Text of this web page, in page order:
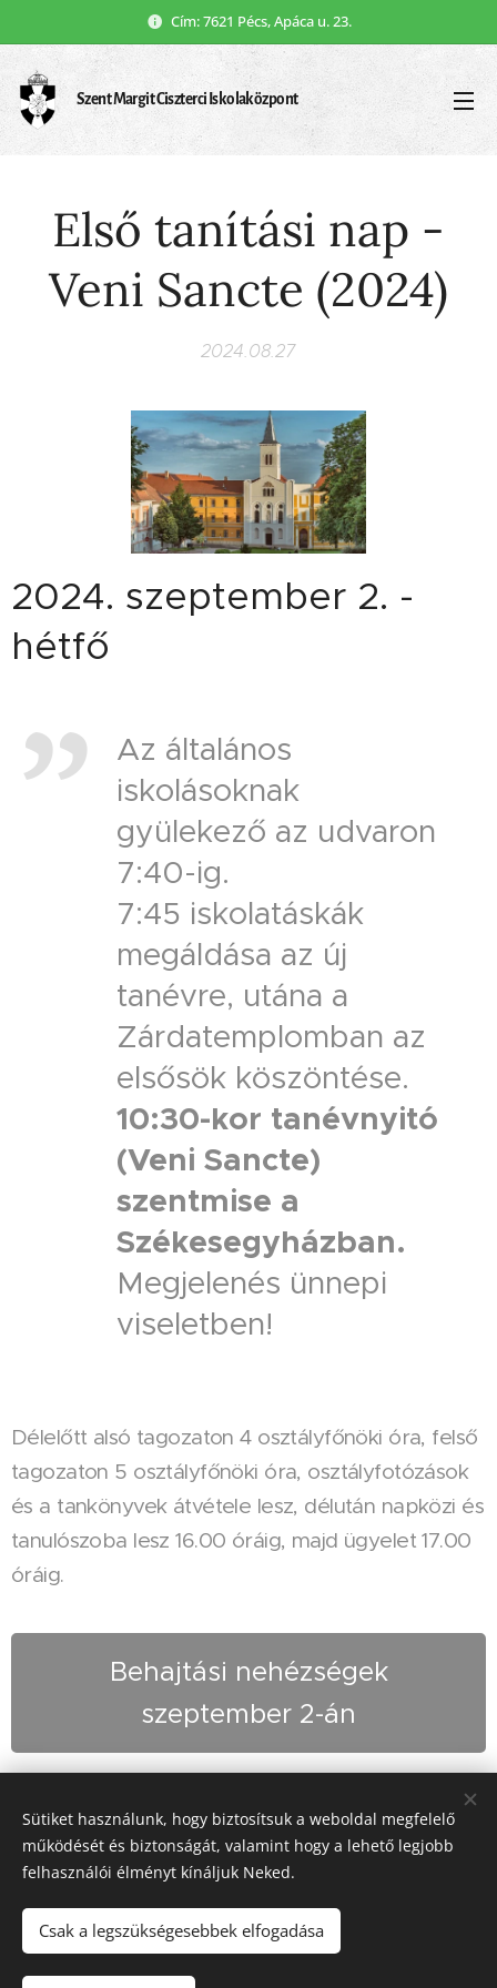
Cím: 7621 Pécs, Apáca u. 23.
Szent Margit Ciszterci Iskolaközpont
Első tanítási nap -
Veni Sancte (2024)
2024.08.27
2024. szeptember 2. -
hétfő
Az általános
iskolásoknak
gyülekező az udvaron
7:40-ig.
7:45 iskolatáskák
megáldása az új
tanévre, utána a
Zárdatemplomban az
elsősök köszöntése.
10:30-kor tanévnyitó
(Veni Sancte)
szentmise a
Székesegyházban.
Megjelenés ünnepi
viseletben!
Délelőtt alsó tagozaton 4 osztályfőnöki óra, felső
tagozaton 5 osztályfőnöki óra, osztályfotózások
és a tankönyvek átvétele lesz, délután napközi és
tanulószoba lesz 16.00 óráig, majd ügyelet 17.00
óráig.
Behajtási nehézségek
szeptember 2-án
© 2025 Szent Margit Ciszterci Óvoda, Általános Iskola,
Alapfokú Művészeti Iskola és Kollégium
Sütiket használunk, hogy biztosítsuk a weboldal megfelelő
működését és biztonságát, valamint hogy a lehető legjobb
felhasználói élményt kínáljuk Neked.
Csak a legszükségesebbek elfogadása